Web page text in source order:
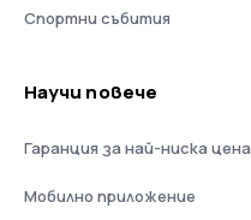
Спортни събития
Научи повече
Гаранция за най-ниска цена
Мобилно приложение